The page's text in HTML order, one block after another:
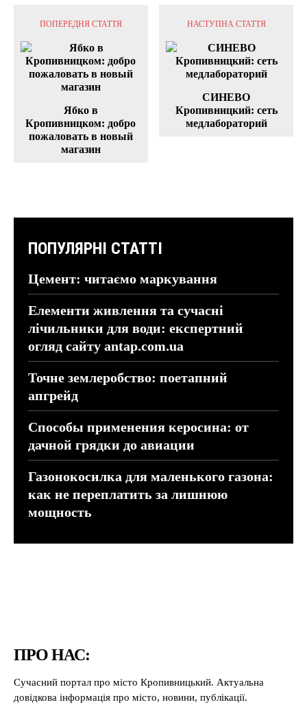
ПОПЕРЕДНЯ СТАТТЯ
Ябко в
Кропивницком: добро
пожаловать в новый
магазин
НАСТУПНА СТАТТЯ
СИНЕВО
Кропивницкий: сеть
медлабораторий
ПОПУЛЯРНІ СТАТТІ
Цемент: читаємо маркування
Елементи живлення та сучасні
лічильники для води: експертний
огляд сайту antap.com.ua
Точне землеробство: поетапний
апгрейд
Способы применения керосина: от
дачной грядки до авиации
Газонокосилка для маленького газона:
как не переплатить за лишнюю
мощность
ПРО НАС:
Сучасний портал про місто Кропивницький. Актуальна
довідкова інформація про місто, новини, публікації.